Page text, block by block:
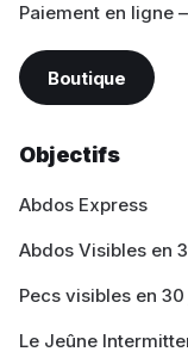
Paiement en ligne
Boutique
Objectifs
Abdos Express
Abdos Visibles en
Pecs visibles en
Le Jeûne